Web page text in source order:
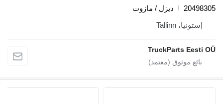
ديزل / مازوت
إستونيا، Tallinn
TruckParts Eesti